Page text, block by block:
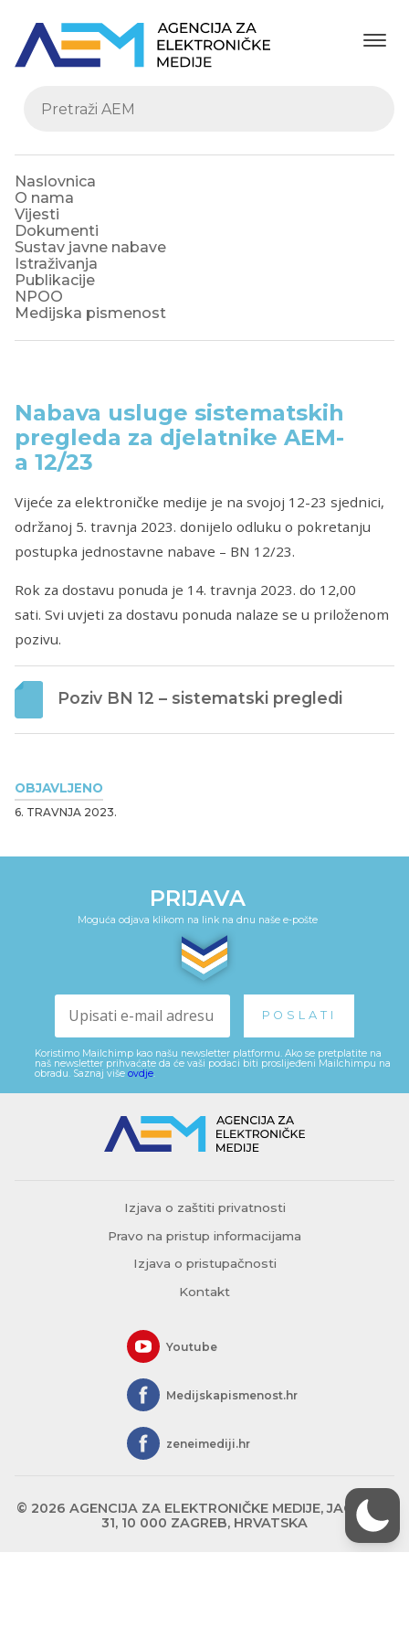
Naslovnica
O nama
Vijesti
Dokumenti
Sustav javne nabave
Istraživanja
Publikacije
NPOO
Medijska pismenost
OBJAVLJENO
6. TRAVNJA 2023.
Nabava usluge sistematskih
pregleda za djelatnike AEM-
a 12/23
Vijeće za elektroničke medije je na svojoj 12-23 sjednici,
održanoj 5. travnja 2023. donijelo odluku o pokretanju
postupka jednostavne nabave – BN 12/23.
Rok za dostavu ponuda je 14. travnja 2023. do 12,00
sati. Svi uvjeti za dostavu ponuda nalaze se u priloženom
pozivu.
Poziv BN 12 – sistematski pregledi
PRIJAVA
Moguća odjava klikom na link na dnu naše e-pošte
Koristimo Mailchimp kao našu newsletter platformu. Ako se pretplatite na
naš newsletter prihvaćate da će vaši podaci biti proslijeđeni Mailchimpu na
obradu. Saznaj više ovdje.
Izjava o zaštiti privatnosti
Pravo na pristup informacijama
Izjava o pristupačnosti
Kontakt
Youtube
Medijskapismenost.hr
zeneimediji.hr
© 2026 AGENCIJA ZA ELEKTRONIČKE MEDIJE, JAGIĆEVA
31, 10 000 ZAGREB, HRVATSKA